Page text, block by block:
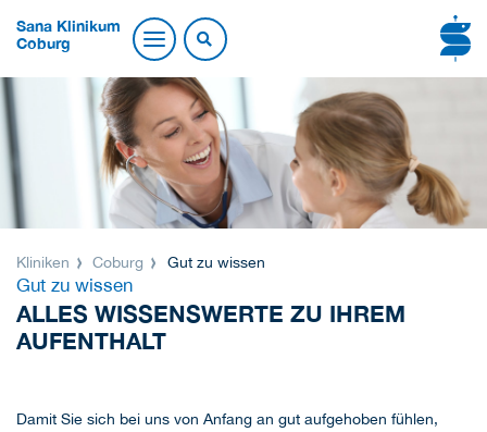
Sana Klinikum
Coburg
Kliniken Coburg Gut zu wissen
Gut zu wissen
ALLES WISSENSWERTE ZU IHREM
AUFENTHALT
Damit Sie sich bei uns von Anfang an gut aufgehoben fühlen,